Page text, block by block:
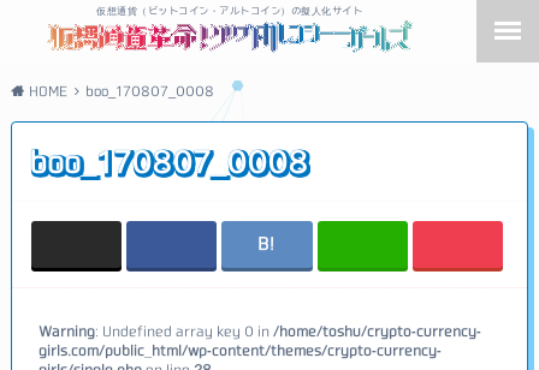
仮想通貨（ビットコイン・アルトコイン）の擬人化サイト
HOME boo_170807_0008
boo_170807_0008
Warning: Undefined array key 0 in /home/toshu/crypto-currency-
girls.com/public_html/wp-content/themes/crypto-currency-